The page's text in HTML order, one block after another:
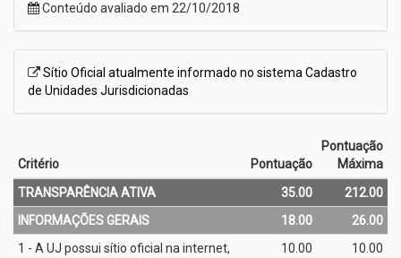
Conteúdo avaliado em 22/10/2018
Sítio Oficial atualmente informado no sistema Cadastro
de Unidades Jurisdicionadas
Critério Pontuação
Pontuação
Máxima
TRANSPARÊNCIA ATIVA
35.00
212.00
INFORMAÇÕES GERAIS
18.00
26.00
1 - A UJ possui sítio oficial na internet,
10.00 10.00